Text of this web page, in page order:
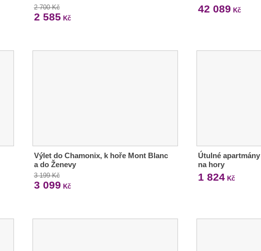
2 700 Kč
2 585 Kč
42 089 Kč
Výlet do Chamonix, k hoře Mont Blanc
a do Ženevy
3 199 Kč
3 099 Kč
Útulné
na hory
1 824 Kč